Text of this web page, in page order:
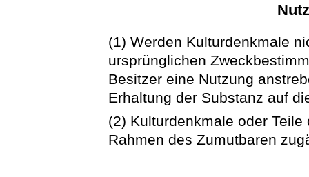
(1) Werden Kulturdenkmale
ursprünglichen
Besitzer eine Nutzung
Erhaltung der Substanz auf
(2) Kulturdenkmale oder
Rahmen des Zumutbaren